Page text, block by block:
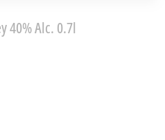
40% Alc. 0.7l